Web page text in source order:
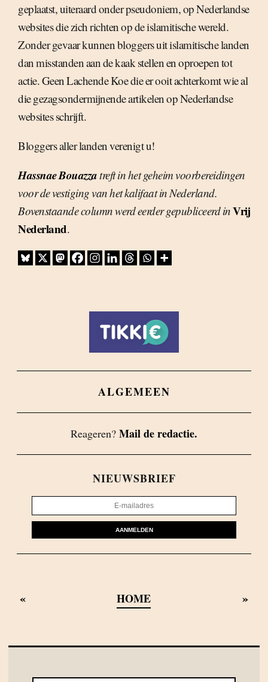
geplaatst, uiteraard onder pseudoniem, op Nederlandse
websites die zich richten op de islamitische wereld.
Zonder gevaar kunnen bloggers uit islamitische landen
dan misstanden aan de kaak stellen en oproepen tot
actie. Geen Lachende Koe die er ooit achterkomt wie al
die gezagsondermijnende artikelen op Nederlandse
websites schrijft.
Bloggers aller landen verenigt u!
Hassnae Bouazzatreft in het geheim voorbereidingen
voor de vestiging van het kalifaat in Nederland.
Bovenstaande column werd eerder gepubliceerd inVrij
Nederland.
ALGEMEEN
Reageren? Mail de redactie.
NIEUWSBRIEF
AANMELDEN
« HOME »